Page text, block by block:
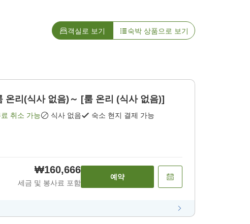
객실로 보기 숙박 상품으로 보기
온리(식사 없음)～ [룸 온리 (식사 없음)]
취소 가능 식사 없음
숙소 현지 결제 가능
₩160,666
세금 및 봉사료 포함
예약